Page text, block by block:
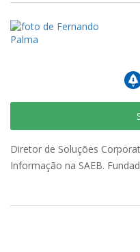
Diretor de Soluções
Informação na SAEB.